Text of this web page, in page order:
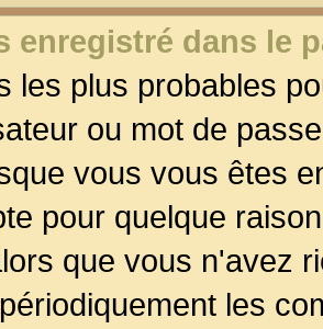
enregistré dans le
les plus probables
ou mot de
vous vous êtes
pour quelque
que vous n'avez
les